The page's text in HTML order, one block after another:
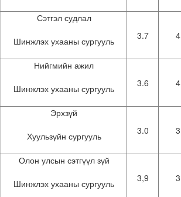
Сэтгэл судлал
Шинжлэх ухааны сургууль
3.7 4
Нийгмийн ажил
Шинжлэх ухааны сургууль
3.6 4
Эрхзүй
Хуульзүйн сургууль
3.0 3
Олон улсын сэтгүүл зүй
Шинжлэх ухааны сургууль
3,9 3